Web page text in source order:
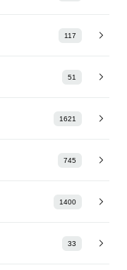
117
51
1621
745
1400
33